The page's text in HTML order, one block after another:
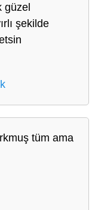
güzel
şekilde
tüm ama